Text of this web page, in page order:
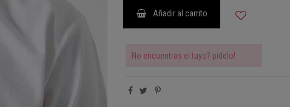
Añadir al carrito
No encuentras el tuyo? pídelo!